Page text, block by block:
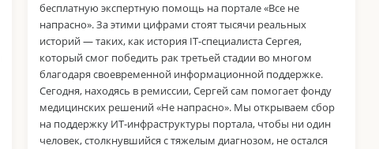
бесплатную экспертную помощь на портале «Все не
напрасно». За этими цифрами стоят тысячи реальных
историй — таких, как история IT-специалиста Сергея,
который смог победить рак третьей стадии во многом
благодаря своевременной информационной поддержке.
Сегодня, находясь в ремиссии, Сергей сам помогает фонду
медицинских решений «Не напрасно». Мы открываем сбор
на поддержку ИТ-инфраструктуры портала, чтобы ни один
человек, столкнувшийся с тяжелым диагнозом, не остался